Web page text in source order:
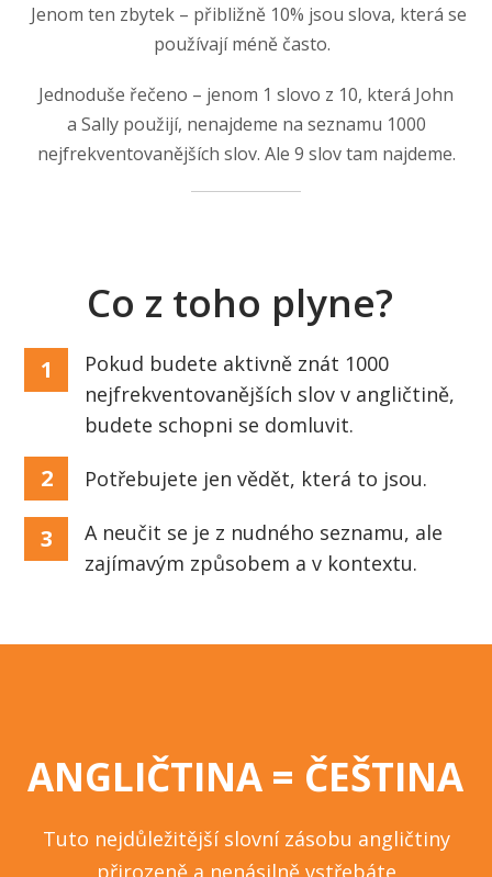
Jenom ten zbytek – přibližně 10% jsou slova, která se
používají méně často.
Jednoduše řečeno – jenom 1 slovo z 10, která John
a Sally použijí, nenajdeme na seznamu 1000
nejfrekventovanějších slov. Ale 9 slov tam najdeme.
Co z toho plyne?
1
Pokud budete aktivně znát 1000
nejfrekventovanějších slov v angličtině,
budete schopni se domluvit.
2 Potřebujete jen vědět, která to jsou.
3
A neučit se je z nudného seznamu, ale
zajímavým způsobem a v kontextu.
ANGLIČTINA = ČEŠTINA
Tuto nejdůležitější slovní zásobu angličtiny
přirozeně a nenásilně vstřebáte